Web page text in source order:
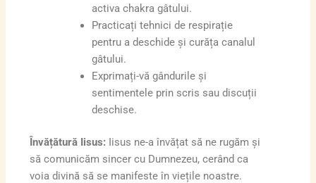
activa chakra gâtului.
Practicați tehnici de respirație
pentru a deschide și curăța canalul
gâtului.
Exprimați-vă gândurile și
sentimentele prin scris sau discuții
deschise.
Învățătură Iisus: Iisus ne-a învățat să ne rugăm și
să comunicăm sincer cu Dumnezeu, cerând ca
voia divină să se manifeste în viețile noastre.